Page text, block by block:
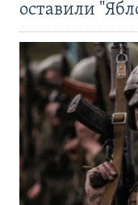
оставили